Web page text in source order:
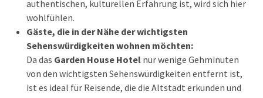
authentischen, kulturellen Erfahrung ist, wird sich hier
wohlfühlen.
Gäste, die in der Nähe der wichtigsten
Sehenswürdigkeiten wohnen möchten:
Da das Garden House Hotel nur wenige Gehminuten
von den wichtigsten Sehenswürdigkeiten entfernt ist,
ist es ideal für Reisende, die die Altstadt erkunden und